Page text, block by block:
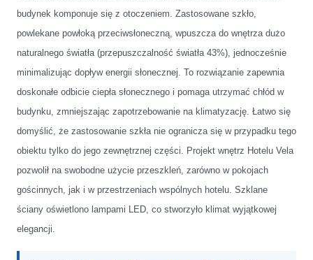
budynek komponuje się z otoczeniem. Zastosowane szkło,
powlekane powłoką przeciwsłoneczną, wpuszcza do wnętrza dużo
naturalnego światła (przepuszczalność światła 43%), jednocześnie
minimalizując dopływ energii słonecznej. To rozwiązanie zapewnia
doskonałe odbicie ciepła słonecznego i pomaga utrzymać chłód w
budynku, zmniejszając zapotrzebowanie na klimatyzację. Łatwo się
domyślić, że zastosowanie szkła nie ogranicza się w przypadku tego
obiektu tylko do jego zewnętrznej części. Projekt wnętrz Hotelu Vela
pozwolił na swobodne użycie przeszkleń, zarówno w pokojach
gościnnych, jak i w przestrzeniach wspólnych hotelu. Szklane
ściany oświetlono lampami LED, co stworzyło klimat wyjątkowej
elegancji.